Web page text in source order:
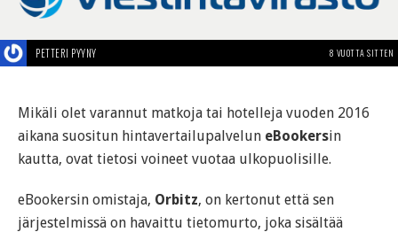
PETTERI PYYNY 8 VUOTTA SITTEN
Mikäli olet varannut matkoja tai hotelleja vuoden 2016
aikana suositun hintavertailupalvelun eBookersin
kautta, ovat tietosi voineet vuotaa ulkopuolisille.
eBookersin omistaja, Orbitz, on kertonut että sen
järjestelmissä on havaittu tietomurto, joka sisältää